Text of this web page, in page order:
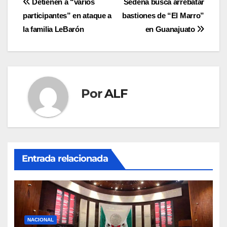
Navegación
de
entradas
Sedena busca arrebatar
bastiones de “El Marro”
en Guanajuato
Detienen a “varios
participantes” en ataque a
la familia LeBarón
PorALF
Entrada relacionada
NACIONAL